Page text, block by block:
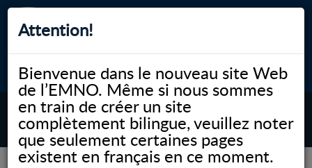
Attention!
Bienvenue dans le nouveau site Web
de l’EMNO. Même si nous sommes
en train de créer un site
complètement bilingue, veuillez noter
que seulement certaines pages
existent en français en ce moment.
myNOSM Accessibilité A- A+ English
MENU
NOSM.ca Uncategorized (Page 3)